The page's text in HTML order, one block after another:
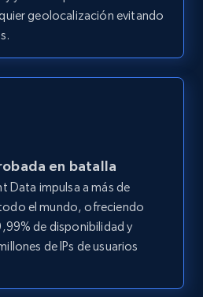
user's articles by
Title, Headline, Post
more.
Prueba gratuita
geolocalización evitando
en batalla
Data impulsa a más de
el mundo, ofreciendo
de disponibilidad y
de IPs de usuarios